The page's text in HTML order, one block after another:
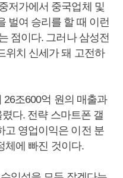
저가에서 중국업체 및
벌여 승리를 할 때 이런
점이다. 그러나 삼성전
위치 신세가 돼 고전하
조600억 원의 매출과
다. 전략 스마트폰 갤
고 영업이익은 이전 분
체에 빠진 것이다.